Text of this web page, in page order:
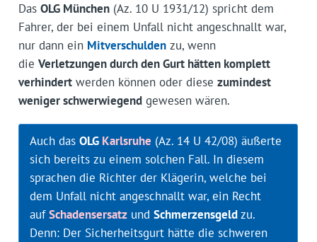
Das OLG München(Az. 10 U 1931/12) spricht dem
Fahrer, der bei einem Unfall nicht angeschnallt war,
nur dann ein Mitverschuldenzu, wenn
die Verletzungen durch den Gurt hätten komplett
verhindertwerden können oder diese zumindest
weniger schwerwiegendgewesen wären.
Auch das OLG Karlsruhe (Az. 14 U 42/08) äußerte
sich bereits zu einem solchen Fall. In diesem
sprachen die Richter der Klägerin, welche bei
dem Unfall nicht angeschnallt war, ein Recht
aufSchadensersatzund Schmerzensgeldzu.
Denn: Der Sicherheitsgurt hätte die schweren